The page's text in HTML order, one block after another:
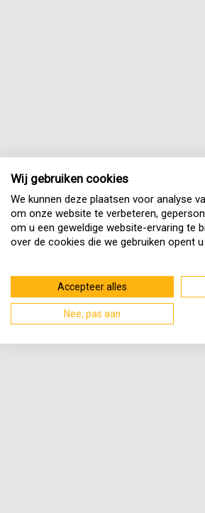
Wij gebruiken cookies
We kunnen deze plaatsen voor analyse
om onze website te verbeteren,
om u een geweldige website-ervaring te
over de cookies die we gebruiken opent
Accepteer alles
Nee, pas aan